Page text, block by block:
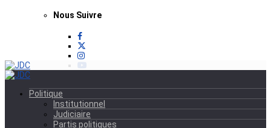
Nous Suivre
Politique
Institutionnel
Judiciaire
Partis politiques